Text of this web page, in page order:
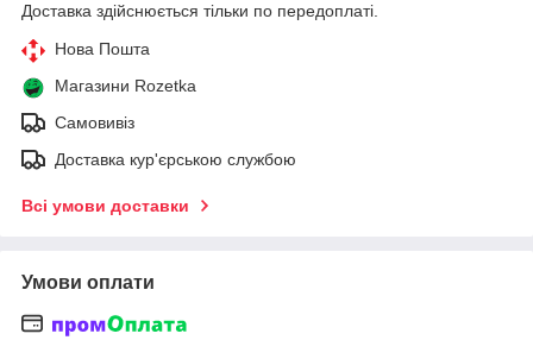
Доставка здійснюється тільки по передоплаті.
Нова Пошта
Магазини Rozetka
Самовивіз
Доставка кур'єрською службою
Всі умови доставки
Умови оплати